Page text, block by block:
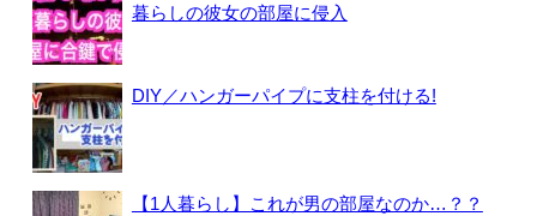
暮らしの彼女の部屋に侵入
DIY／ハンガーパイプに支柱を付ける!
【1人暮らし】これが男の部屋なのか…？？